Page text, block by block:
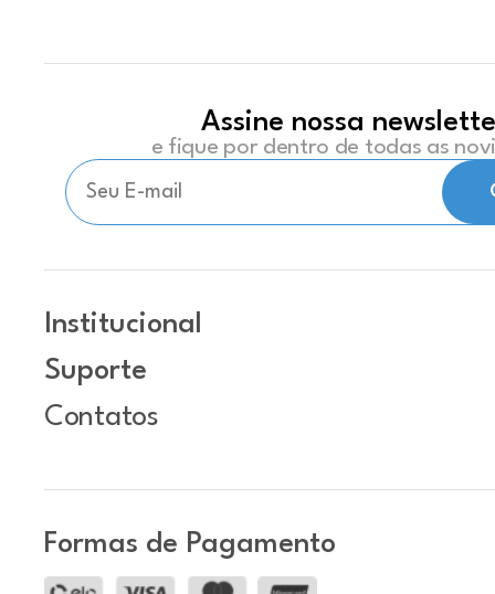
Assine nossa
e fique por dentro de todas as
Institucional
Suporte
Contatos
Formas de Pagamento